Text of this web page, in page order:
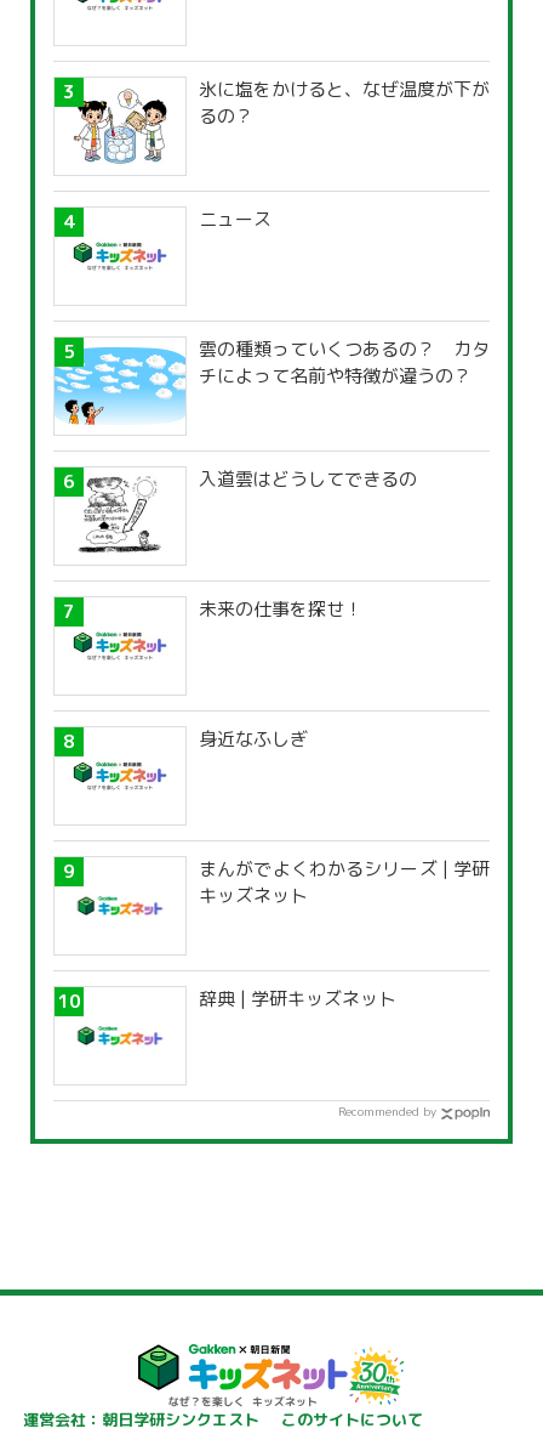
氷に塩をかけると、なぜ温度が下が
るの？
ニュース
雲の種類っていくつあるの？ カタ
チによって名前や特徴が違うの？
入道雲はどうしてできるの
未来の仕事を探せ！
身近なふしぎ
まんがでよくわかるシリーズ | 学研
キッズネット
辞典 | 学研キッズネット
Recommended by
運営会社：朝日学研シンクエスト このサイトについて